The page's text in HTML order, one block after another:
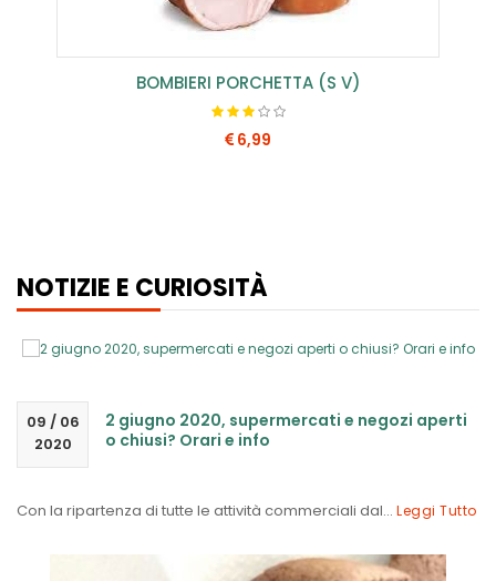
BOMBIERI PORCHETTA (S V)
6,99
NOTIZIE E CURIOSITÀ
09 / 06
2020
2 giugno 2020, supermercati e negozi aperti
o chiusi? Orari e info
Con la ripartenza di tutte le attività commerciali dal... Leggi Tutto